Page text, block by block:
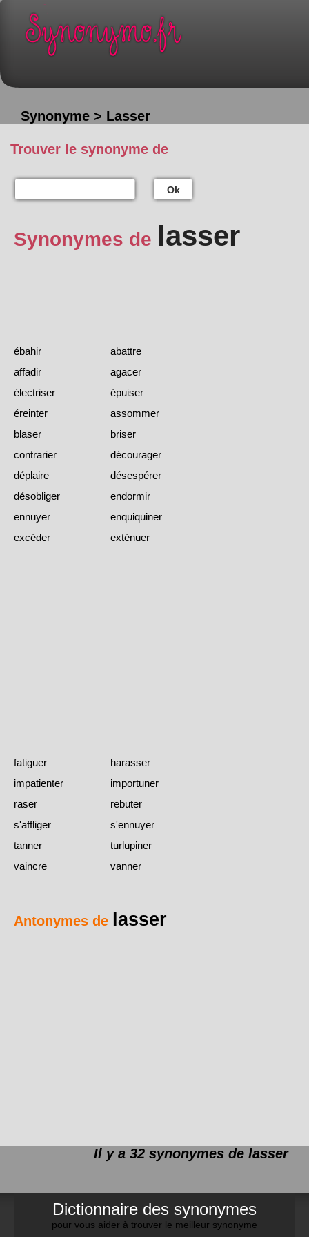
Synonyme > Lasser
Trouver le synonyme de
Ok
Synonymes de lasser
ébahir
abattre
affadir
agacer
électriser
épuiser
éreinter
assommer
blaser
briser
contrarier
décourager
déplaire
désespérer
désobliger
endormir
ennuyer
enquiquiner
excéder
exténuer
fatiguer
harasser
impatienter
importuner
raser
rebuter
s'affliger
s'ennuyer
tanner
turlupiner
vaincre
vanner
Antonymes de lasser
Il y a 32 synonymes de lasser
Dictionnaire des synonymes
pour vous aider à trouver le meilleur synonyme